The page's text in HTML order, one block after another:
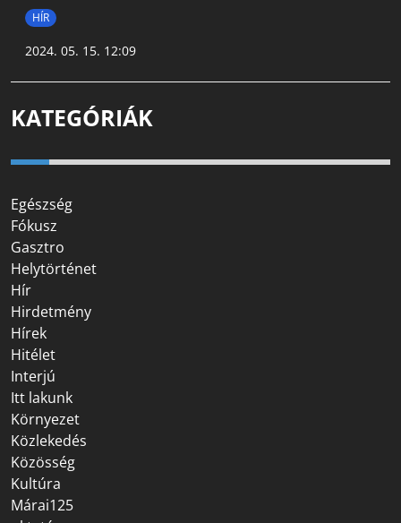
HÍR
2024. 05. 15. 12:09
KATEGÓRIÁK
Egészség
Fókusz
Gasztro
Helytörténet
Hír
Hirdetmény
Hírek
Hitélet
Interjú
Itt lakunk
Környezet
Közlekedés
Közösség
Kultúra
Márai125